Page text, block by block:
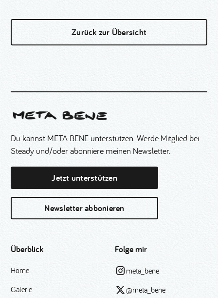
Zurück zur Übersicht
Du kannst META BENE unterstützen. Werde Mitglied bei
Steady und/oder abonniere meinen Newsletter.
Jetzt unterstützen
Newsletter abbonieren
Überblick
Home
Galerie
Folge mir
meta_bene
@meta_bene